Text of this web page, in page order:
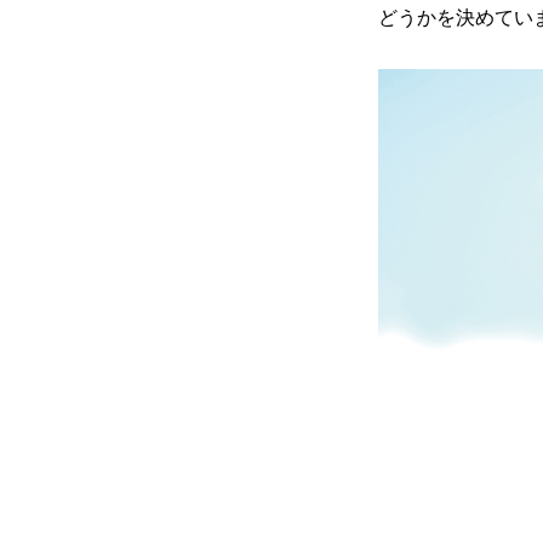
どうかを決めてい